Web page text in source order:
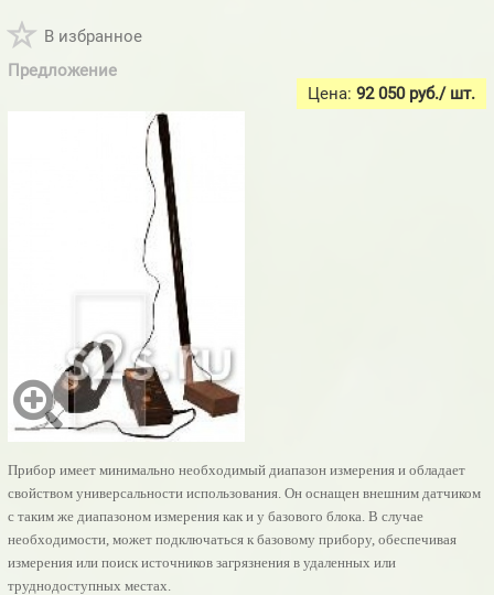
В избранное
Предложение
Цена: 92 050 руб./ шт.
Прибор имеет минимально необходимый диапазон измерения и обладает
свойством универсальности использования. Он оснащен внешним датчиком
с таким же диапазоном измерения как и у базового блока. В случае
необходимости, может подключаться к базовому прибору, обеспечивая
измерения или поиск источников загрязнения в удаленных или
труднодоступных местах.